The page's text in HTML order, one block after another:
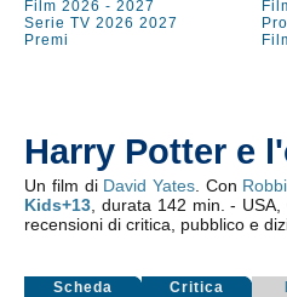
Film 2026 -2027
Serie TV 2026 2027
Premi
Harry Potter e
Un film di David Yates . Con
Kids+13 , durata 142 min. -
recensioni di critica, pubblico e
Scheda Critica